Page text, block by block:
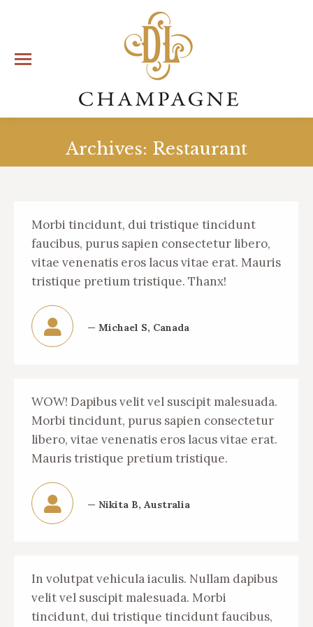
Archives: Restaurant
Vous êtes ici :
Morbi tincidunt, dui tristique tincidunt
faucibus, purus sapien consectetur libero,
vitae venenatis eros lacus vitae erat. Mauris
tristique pretium tristique. Thanx!
— Michael S, Canada
WOW! Dapibus velit vel suscipit malesuada.
Morbi tincidunt, purus sapien consectetur
libero, vitae venenatis eros lacus vitae erat.
Mauris tristique pretium tristique.
— Nikita B, Australia
In volutpat vehicula iaculis. Nullam dapibus
velit vel suscipit malesuada. Morbi
tincidunt, dui tristique tincidunt faucibus,